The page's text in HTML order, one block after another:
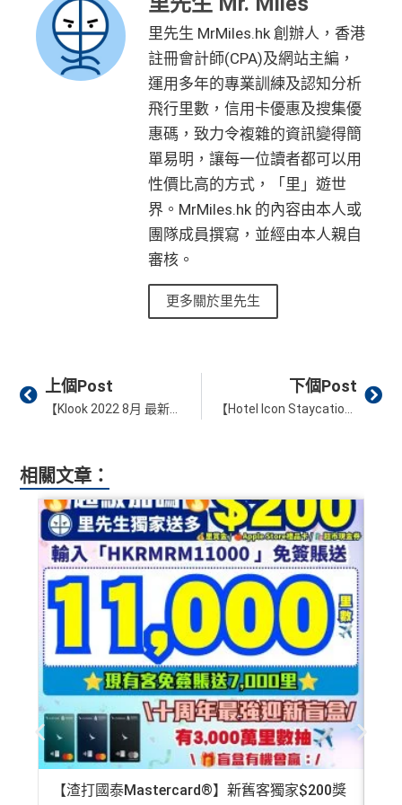
里先生 MrMiles.hk 創辦人，香港
註冊會計師(CPA)及網站主編，
運用多年的專業訓練及認知分析
飛行里數，信用卡優惠及搜集優
惠碼，致力令複雜的資訊變得簡
單易明，讓每一位讀者都可以用
性價比高的方式，「里」遊世
界。MrMiles.hk 的內容由本人或
團隊成員撰寫，並經由本人親自
審核。
更多關於里先生
Prev
上個Post 下個Post
相關文章：
【渣打國泰Mastercard®】新舊客獨家$200獎